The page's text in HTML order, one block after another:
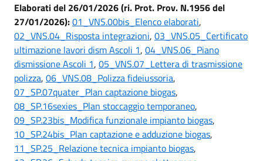
Elaborati del 26/01/2026 (ri. Prot. Prov. N.1956 del
27/01/2026):01_VNS.00bis_Elenco elaborati,
02_VNS.04_Risposta integrazioni, 03_VNS.05_Certificato
ultimazione lavori dism Ascoli 1, 04_VNS.06_Piano
dismissione Ascoli 1, 05_VNS.07_Lettera di trasmissione
polizza, 06_VNS.08_Polizza fideiussoria,
07_SP.07quater_Plan captazione biogas,
08_SP.16sexies_Plan stoccaggio temporaneo,
09_SP.23bis_Modifica funzionale impianto biogas,
10_SP.24bis_Plan captazione e adduzione biogas,
11_SP.25_Relazione tecnica impianto biogas,